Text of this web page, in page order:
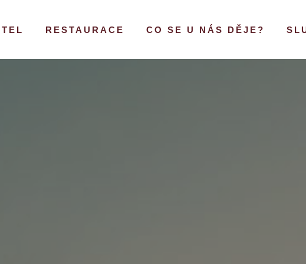
RESTAURACE CO SE U NÁS DĚJE?